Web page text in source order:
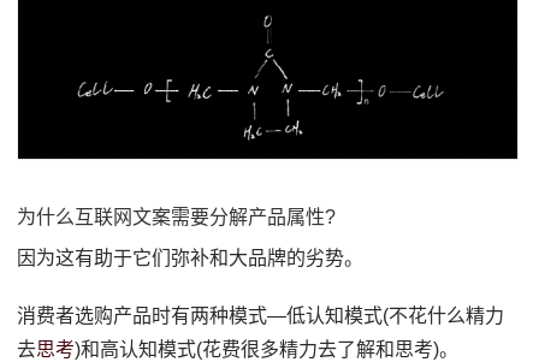
为什么互联网文案需要分解产品属性?
因为这有助于它们弥补和大品牌的劣势。
消费者选购产品时有两种模式—低认知模式(不花什么精力
去思考)和高认知模式(花费很多精力去了解和思考)。